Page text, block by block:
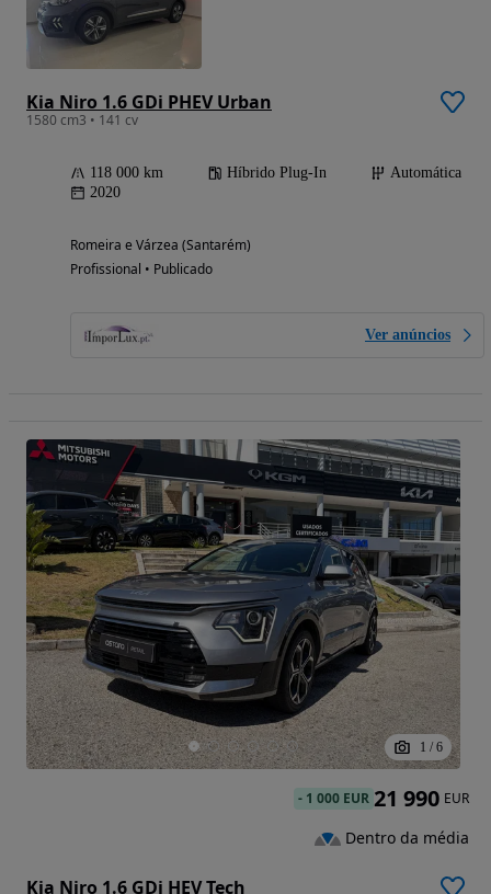
Kia Niro 1.6 GDi PHEV Urban
1580 cm3 • 141 cv
118 000 km Híbrido Plug-In
Automática
2020
Romeira e Várzea (Santarém)
Profissional • Publicado
Ver anúncios
1 / 6
Kia Niro 1.6 GDi HEV Tech
- 1 000 EUR 21 990 EUR
Dentro da média